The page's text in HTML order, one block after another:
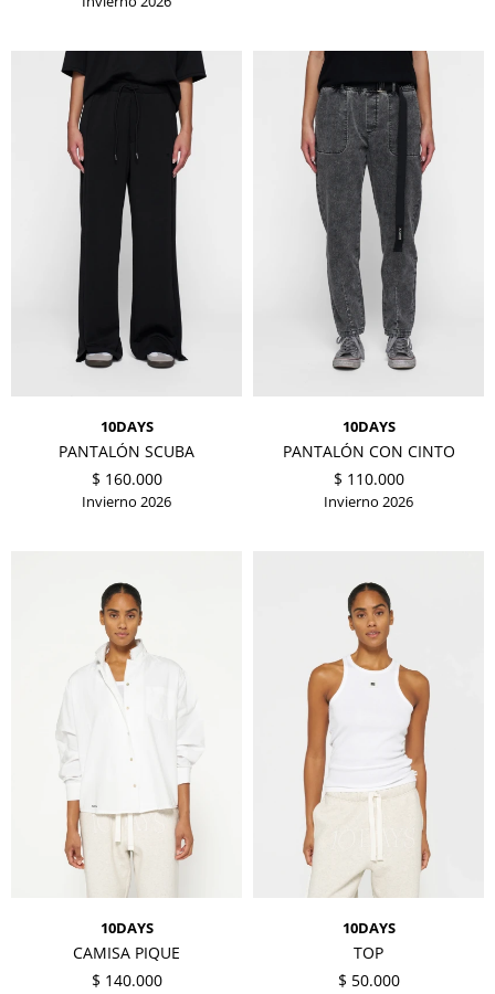
10DAYS
PANTALÓN SCUBA
$ 160.000
Invierno 2026
10DAYS
PANTALÓN CON CINTO
$ 110.000
Invierno 2026
10DAYS
CAMISA PIQUE
$ 140.000
10DAYS
TOP
$ 50.000